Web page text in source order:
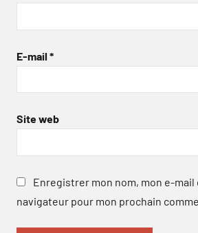
E-mail *
Site web
Enregistrer mon nom, mon e-mail
navigateur pour mon prochain